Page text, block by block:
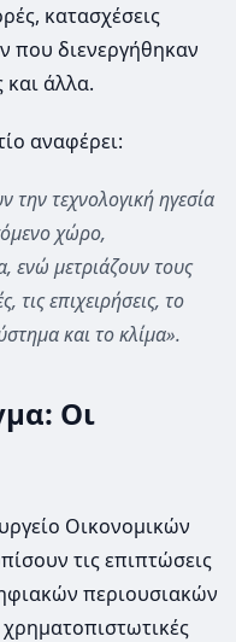
κατασχέσεις
που διενεργήθηκαν
και άλλα.
αναφέρει:
τεχνολογική ηγεσία
χώρο,
ενώ μετριάζουν τους
τις επιχειρήσεις, το
και το κλίμα».
Οι
Οικονομικών
τις επιπτώσεις
περιουσιακών
χρηματοπιστωτικές